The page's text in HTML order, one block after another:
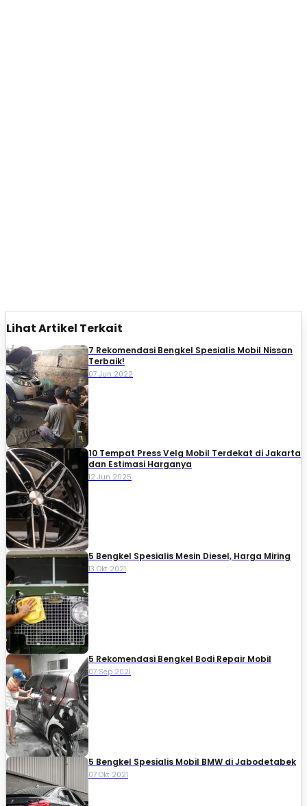
Lihat Artikel Terkait
7 Rekomendasi Bengkel Spesialis Mobil Nissan
Terbaik!
07 Jun 2022
10 Tempat Press Velg Mobil Terdekat di Jakarta
dan Estimasi Harganya
12 Jun 2025
5 Bengkel Spesialis Mesin Diesel, Harga Miring
13 Okt 2021
5 Rekomendasi Bengkel Bodi Repair Mobil
07 Sep 2021
5 Bengkel Spesialis Mobil BMW di Jabodetabek
07 Okt 2021